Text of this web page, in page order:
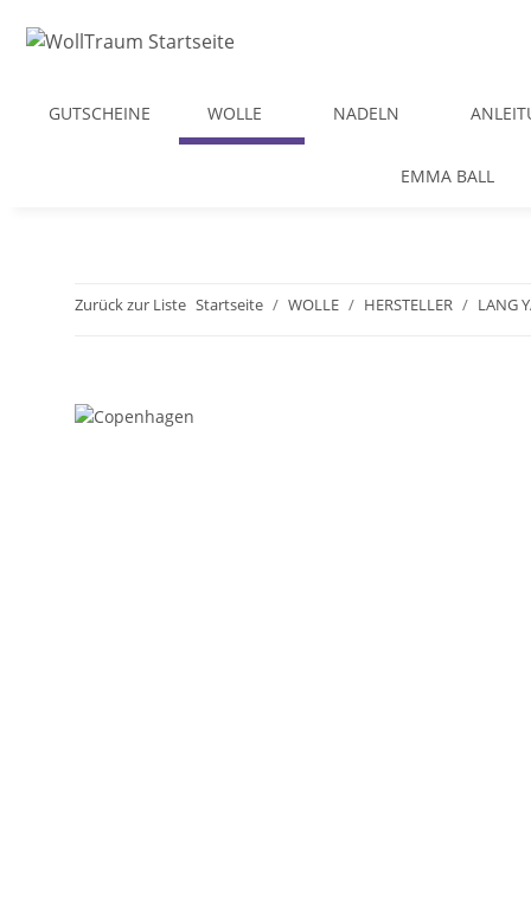
GUTSCHEINE WOLLE NADELN
EMMA BALL
Zurück zur Liste Startseite WOLLE HERSTELLER LANG